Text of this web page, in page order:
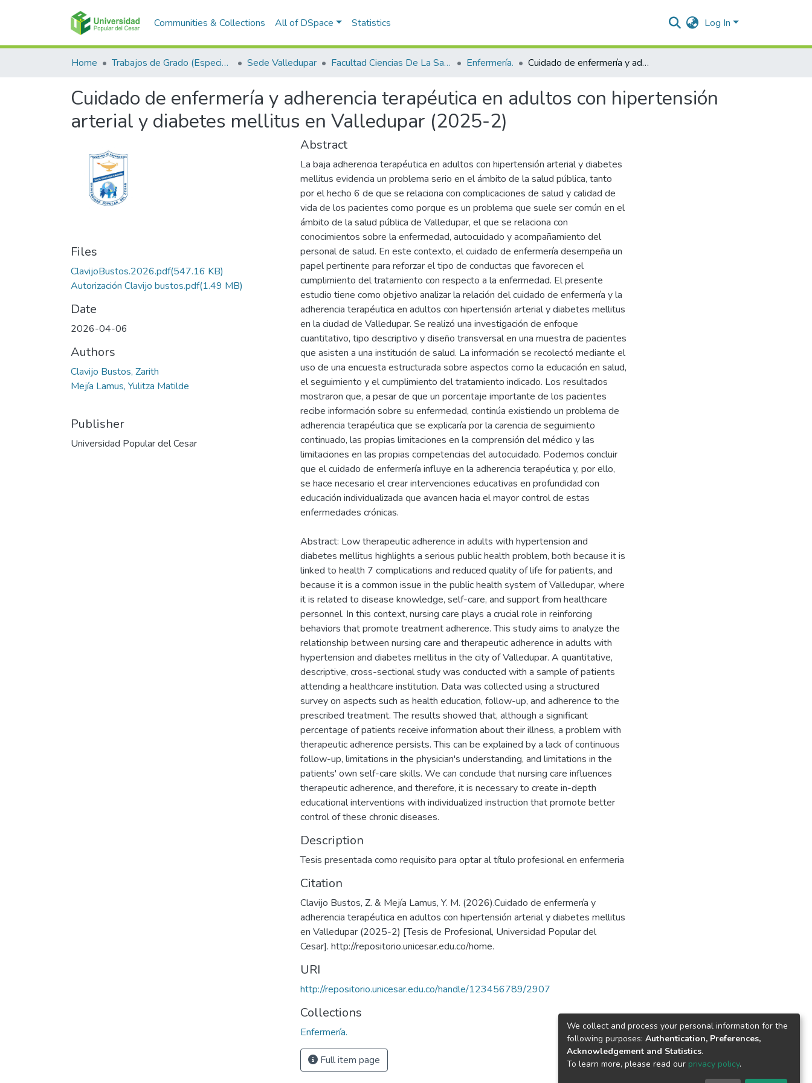
Communities & Collections All of DSpace Statistics Log In
Home Trabajos de Grado (Especializaciones y Pregrados) Sede Valledupar Facultad Ciencias De La Salud. Enfermería. Cuidado de enfermería y adherencia terapéutica en adultos con hipertensión arterial y diabetes mellitus en Valledupar (2025-2)
Cuidado de enfermería y adherencia terapéutica en adultos con hipertensión
arterial y diabetes mellitus en Valledupar (2025-2)
Files
ClavijoBustos.2026.pdf(547.16 KB)
Autorización Clavijo bustos.pdf(1.49 MB)
Date
2026-04-06
Authors
Clavijo Bustos, Zarith
Mejía Lamus, Yulitza Matilde
Publisher
Universidad Popular del Cesar
Abstract
La baja adherencia terapéutica en adultos con hipertensión arterial y diabetes
mellitus evidencia un problema serio en el ámbito de la salud pública, tanto
por el hecho 6 de que se relaciona con complicaciones de salud y calidad de
vida de los pacientes como porque es un problema que suele ser común en el
ámbito de la salud pública de Valledupar, el que se relaciona con
conocimientos sobre la enfermedad, autocuidado y acompañamiento del
personal de salud. En este contexto, el cuidado de enfermería desempeña un
papel pertinente para reforzar el tipo de conductas que favorecen el
cumplimiento del tratamiento con respecto a la enfermedad. El presente
estudio tiene como objetivo analizar la relación del cuidado de enfermería y la
adherencia terapéutica en adultos con hipertensión arterial y diabetes mellitus
en la ciudad de Valledupar. Se realizó una investigación de enfoque
cuantitativo, tipo descriptivo y diseño transversal en una muestra de pacientes
que asisten a una institución de salud. La información se recolectó mediante el
uso de una encuesta estructurada sobre aspectos como la educación en salud,
el seguimiento y el cumplimiento del tratamiento indicado. Los resultados
mostraron que, a pesar de que un porcentaje importante de los pacientes
recibe información sobre su enfermedad, continúa existiendo un problema de
adherencia terapéutica que se explicaría por la carencia de seguimiento
continuado, las propias limitaciones en la comprensión del médico y las
limitaciones en las propias competencias del autocuidado. Podemos concluir
que el cuidado de enfermería influye en la adherencia terapéutica y, por ello,
se hace necesario el crear intervenciones educativas en profundidad con
educación individualizada que avancen hacia el mayor control de estas
enfermedades crónicas.
Abstract: Low therapeutic adherence in adults with hypertension and
diabetes mellitus highlights a serious public health problem, both because it is
linked to health 7 complications and reduced quality of life for patients, and
because it is a common issue in the public health system of Valledupar, where
it is related to disease knowledge, self-care, and support from healthcare
personnel. In this context, nursing care plays a crucial role in reinforcing
behaviors that promote treatment adherence. This study aims to analyze the
relationship between nursing care and therapeutic adherence in adults with
hypertension and diabetes mellitus in the city of Valledupar. A quantitative,
descriptive, cross-sectional study was conducted with a sample of patients
attending a healthcare institution. Data was collected using a structured
survey on aspects such as health education, follow-up, and adherence to the
prescribed treatment. The results showed that, although a significant
percentage of patients receive information about their illness, a problem with
therapeutic adherence persists. This can be explained by a lack of continuous
follow-up, limitations in the physician's understanding, and limitations in the
patients' own self-care skills. We can conclude that nursing care influences
therapeutic adherence, and therefore, it is necessary to create in-depth
educational interventions with individualized instruction that promote better
control of these chronic diseases.
Description
Tesis presentada como requisito para optar al título profesional en enfermeria
Citation
Clavijo Bustos, Z. & Mejía Lamus, Y. M. (2026).Cuidado de enfermería y
adherencia terapéutica en adultos con hipertensión arterial y diabetes mellitus
en Valledupar (2025-2) [Tesis de Profesional, Universidad Popular del
Cesar]. http://repositorio.unicesar.edu.co/home.
URI
http://repositorio.unicesar.edu.co/handle/123456789/2907
Collections
Enfermería.
Full item page
We collect and process your personal information for the
following purposes: Authentication, Preferences,
Acknowledgement and Statistics.
To learn more, please read our privacy policy.